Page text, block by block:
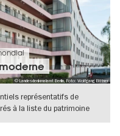
© Landesdenkmalamt Berlin, Foto: Wolfgang Bittner
représentatifs de
à la liste du patrimoine